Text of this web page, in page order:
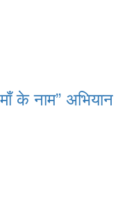
के नाम” अभियान